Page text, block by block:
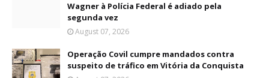
Wagner à Polícia Federal é adiado pela
segunda vez
August 07, 2026
Operação Covil cumpre mandados contra
suspeito de tráfico em Vitória da Conquista